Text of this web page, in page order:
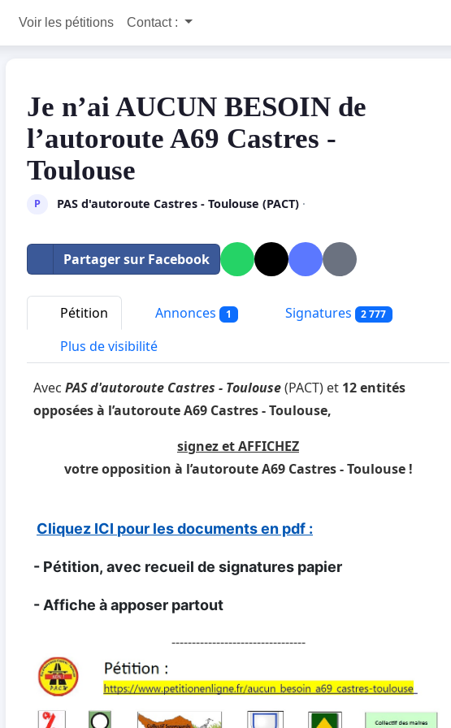
Voir les pétitions Contact :
Je n’ai AUCUN BESOIN de
l’autoroute A69 Castres -
Toulouse
P PAS d'autoroute Castres - Toulouse (PACT)·
Partager sur Facebook
Pétition Annonces 1 Signatures 2 777
Plus de visibilité
Avec PAS d'autoroute Castres - Toulouse(PACT) et 12 entités
opposées à l’autoroute A69 Castres - Toulouse,
signez et AFFICHEZ
votre opposition à l’autoroute A69 Castres - Toulouse !
Cliquez ICI pour les documents en pdf :
- Pétition, avec recueil de signatures papier
- Affiche à apposer partout
---------------------------------